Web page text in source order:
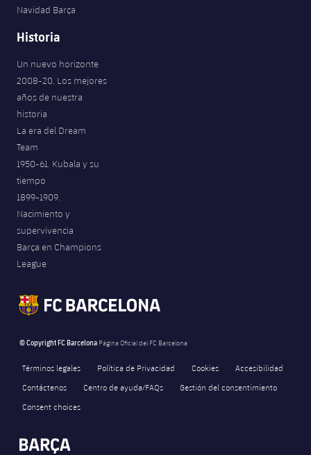
Navidad Barça
Historia
Un nuevo horizonte
2008-20. Los mejores
años de nuestra
historia
La era del Dream
Team
1950-61. Kubala y su
tiempo
1899-1909.
Nacimiento y
supervivencia
Barça en Champions
League
© Copyright FC Barcelona Página Oficial del FC Barcelona
Términos legales Política de Privacidad Cookies
Accesibilidad
Contáctenos
Centro de ayuda/FAQs
Gestión del consentimiento
Consent choices